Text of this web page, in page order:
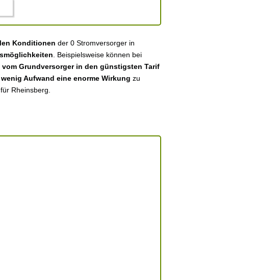
Konditionen der 0 Stromversorger in
. Beispielsweise können bei
vom Grundversorger in den günstigsten Tarif
Aufwand eine enorme Wirkung zu
Rheinsberg.